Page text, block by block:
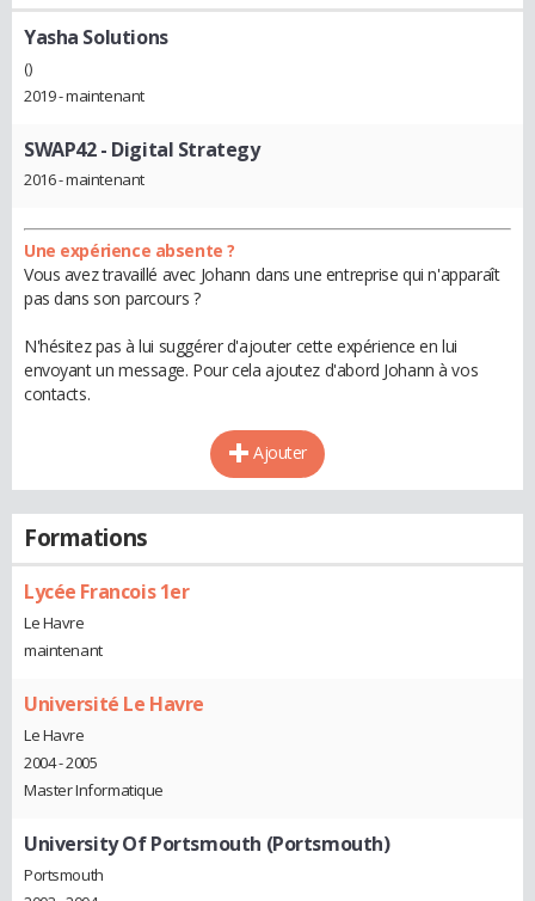
Yasha Solutions
()
2019 - maintenant
SWAP42- Digital Strategy
2016 - maintenant
Une expérience absente ?
Vous avez travaillé avec Johann dans une entreprise qui n'apparaît
pas dans son parcours ?
N'hésitez pas à lui suggérer d'ajouter cette expérience en lui
envoyant un message. Pour cela ajoutez d'abord Johann à vos
contacts.
Ajouter
Formations
Lycée Francois 1er
Le Havre
maintenant
Université Le Havre
Le Havre
2004 - 2005
Master Informatique
University Of Portsmouth (Portsmouth)
Portsmouth